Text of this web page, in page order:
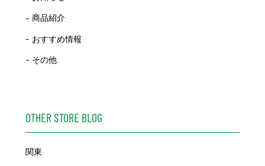
商品紹介
おすすめ情報
その他
OTHER STORE BLOG
関東